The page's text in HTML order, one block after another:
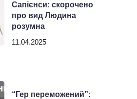
Сапієнси: скорочено
про вид Людина
розумна
11.04.2025
“Гер переможений”: